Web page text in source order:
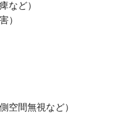
など）
）
空間無視など）